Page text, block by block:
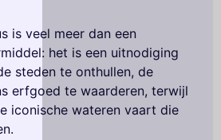
is veel meer dan een
het is een uitnodiging
steden te onthullen, de
erfgoed te waarderen, terwijl
iconische wateren vaart die